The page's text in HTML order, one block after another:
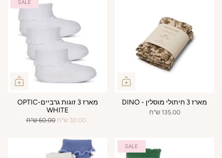
מארז 3 חיתולי מוסלין - DINO
135.00 ש"ח
SALE
מארז 3 זוגות גרביים-OPTIC
WHITE
30.00 ש"ח 60.00 ש"ח
SALE